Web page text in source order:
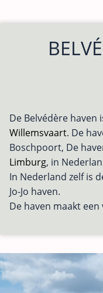
De Belvédère haven
Willemsvaart. De
Boschpoort, De
Limburg, in
In Nederland zelf is
Jo-Jo haven.
De haven maakt